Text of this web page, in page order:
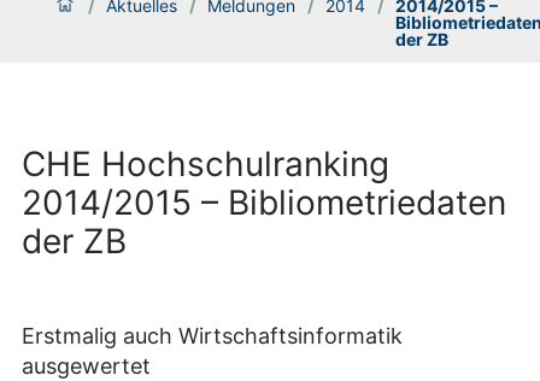
/ Aktuelles / Meldungen / 2014 / 2014/2015 –
der ZB
CHE Hochschulranking
2014/2015 – Bibliometriedaten
der ZB
Erstmalig auch Wirtschaftsinformatik
ausgewertet